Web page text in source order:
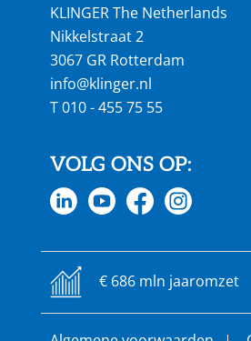
KLINGER The Netherlands
Nikkelstraat 2
3067 GR Rotterdam
info@klinger.nl
T010 - 455 75 55
VOLG ONS OP:
€ 686 mln jaaromzet